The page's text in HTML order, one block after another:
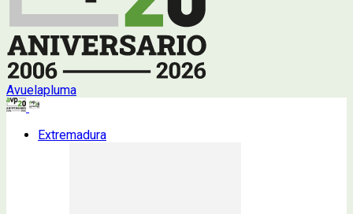
Avuelapluma
Extremadura